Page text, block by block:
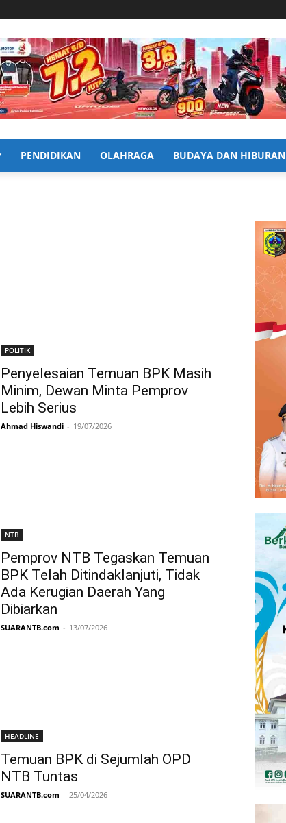
PENDIDIKAN OLAHRAGA BUDAYA DAN HIBURAN
POLITIK
Penyelesaian Temuan BPK Masih
Minim, Dewan Minta Pemprov
Lebih Serius
Ahmad Hiswandi - 19/07/2026
NTB
Pemprov NTB Tegaskan Temuan
BPK Telah Ditindaklanjuti, Tidak
Ada Kerugian Daerah Yang
Dibiarkan
SUARANTB.com - 13/07/2026
HEADLINE
Temuan BPK di Sejumlah OPD
NTB Tuntas
SUARANTB.com - 25/04/2026